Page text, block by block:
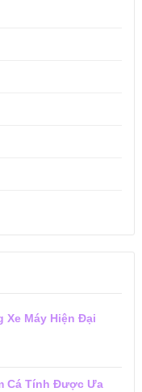
Xe Máy Hiện Đại
Cá Tính Được Ưa